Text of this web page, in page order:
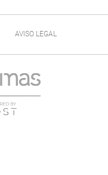
AVISO LEGAL